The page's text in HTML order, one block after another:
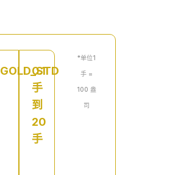
GOLD_STD
0.1
手
到
20
手
*单位1
手 =
100 盎
司